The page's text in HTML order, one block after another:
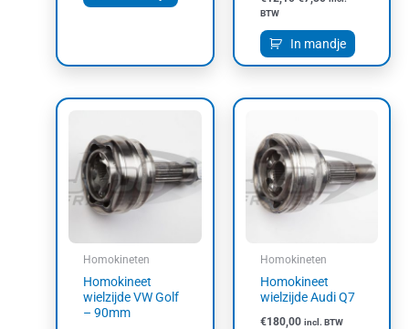
BTW
In mandje
Homokineten
Homokineet
wielzijde VW Golf
– 90mm
Homokineten
Homokineet
wielzijde Audi Q7
€180,00 incl. BTW